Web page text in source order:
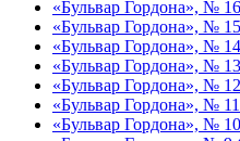
«Бульвар Гордона», №
«Бульвар Гордона», №
«Бульвар Гордона», №
«Бульвар Гордона», №
«Бульвар Гордона», №
«Бульвар Гордона», №
«Бульвар Гордона», №